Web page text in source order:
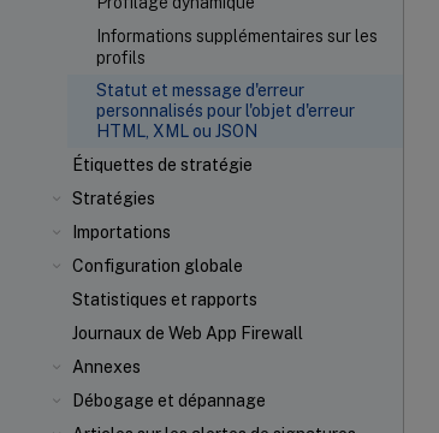
Informations supplémentaires sur les
profils
Statut et message d'erreur
personnalisés pour l'objet d'erreur
HTML, XML ou JSON
Étiquettes de stratégie
Stratégies
Importations
Configuration globale
Statistiques et rapports
Journaux de Web App Firewall
Annexes
Débogage et dépannage